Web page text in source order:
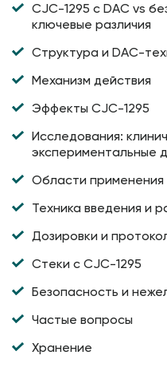
CJC-1295 с DAC vs
ключевые различия
Структура и DAC-
Механизм действия
Эффекты CJC-1295
Исследования:
экспериментальные
Области применения
Техника введения и
Дозировки и
Стеки с CJC-1295
Безопасность и
Частые вопросы
Хранение